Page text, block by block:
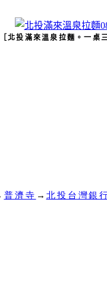
［北投滿來溫泉拉麵。一桌
普濟寺 → 北投台灣銀